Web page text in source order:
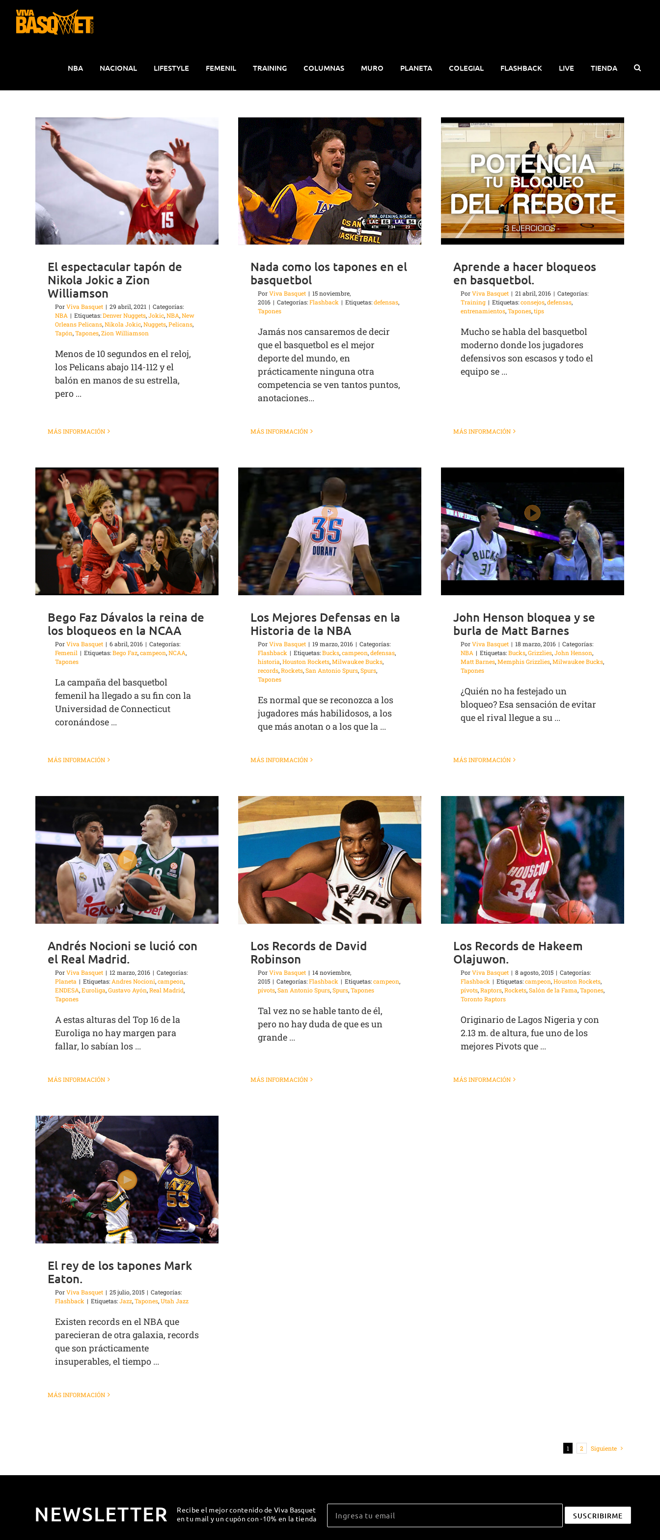
contenido
NBA NACIONAL LIFESTYLE FEMENIL TRAINING COLUMNAS MURO PLANETA COLEGIAL FLASHBACK LIVE TIENDA
El espectacular tapón de
Nikola Jokic a Zion
Williamson
PorViva Basquet | 29 abril, 2021 | Categorías:
NBA | Etiquetas:Denver Nuggets,Jokic,NBA,New
Orleans Pelicans,Nikola Jokic,Nuggets,Pelicans,
Tapón,Tapones,Zion Williamson
Menos de 10 segundos en el reloj,
los Pelicans abajo 114-112 y el
balón en manos de su estrella,
pero ...
MÁS INFORMACIÓN
Nada como los tapones en el
basquetbol
PorViva Basquet | 15 noviembre,
2016 | Categorías:Flashback | Etiquetas:defensas,
Tapones
Jamás nos cansaremos de decir
que el basquetbol es el mejor
deporte del mundo, en
prácticamente ninguna otra
competencia se ven tantos puntos,
anotaciones...
MÁS INFORMACIÓN
Aprende a hacer bloqueos
en basquetbol.
PorViva Basquet | 21 abril, 2016 | Categorías:
Training | Etiquetas:consejos,defensas,
entrenamientos,Tapones,tips
Mucho se habla del basquetbol
moderno donde los jugadores
defensivos son escasos y todo el
equipo se ...
MÁS INFORMACIÓN
Bego Faz Dávalos la reina de
los bloqueos en la NCAA
PorViva Basquet | 6 abril, 2016 | Categorías:
Femenil | Etiquetas:Bego Faz,campeon,NCAA,
Tapones
La campaña del basquetbol
femenil ha llegado a su fin con la
Universidad de Connecticut
coronándose ...
MÁS INFORMACIÓN
Los Mejores Defensas en la
Historia de la NBA
PorViva Basquet | 19 marzo, 2016 | Categorías:
Flashback | Etiquetas:Bucks,campeon,defensas,
historia,Houston Rockets,Milwaukee Bucks,
records,Rockets,San Antonio Spurs,Spurs,
Tapones
Es normal que se reconozca a los
jugadores más habilidosos, a los
que más anotan o a los que la ...
MÁS INFORMACIÓN
John Henson bloquea y se
burla de Matt Barnes
PorViva Basquet | 18 marzo, 2016 | Categorías:
NBA | Etiquetas:Bucks,Grizzlies,John Henson,
Matt Barnes,Memphis Grizzlies,Milwaukee Bucks,
Tapones
¿Quién no ha festejado un
bloqueo? Esa sensación de evitar
que el rival llegue a su ...
MÁS INFORMACIÓN
Andrés Nocioni se lució con
el Real Madrid.
PorViva Basquet | 12 marzo, 2016 | Categorías:
Planeta | Etiquetas: Andres Nocioni,campeon,
ENDESA,Euroliga,Gustavo Ayón,Real Madrid,
Tapones
A estas alturas del Top 16 de la
Euroliga no hay margen para
fallar, lo sabían los ...
MÁS INFORMACIÓN
Los Records de David
Robinson
PorViva Basquet | 14 noviembre,
2015 | Categorías:Flashback | Etiquetas:campeon,
pívots,San Antonio Spurs,Spurs,Tapones
Tal vez no se hable tanto de él,
pero no hay duda de que es un
grande ...
MÁS INFORMACIÓN
Los Records de Hakeem
Olajuwon.
PorViva Basquet | 8 agosto, 2015 | Categorías:
Flashback | Etiquetas:campeon,Houston Rockets,
pívots,Raptors,Rockets,Salón de la Fama,Tapones,
Toronto Raptors
Originario de Lagos Nigeria y con
2.13 m. de altura, fue uno de los
mejores Pivots que ...
MÁS INFORMACIÓN
El rey de los tapones Mark
Eaton.
PorViva Basquet | 25 julio, 2015 | Categorías:
Flashback | Etiquetas:Jazz,Tapones,Utah Jazz
Existen records en el NBA que
parecieran de otra galaxia, records
que son prácticamente
insuperables, el tiempo ...
MÁS INFORMACIÓN
1 2 Siguiente
NEWSLETTER
Recibe el mejor contenido de Viva Basquet
en tu mail y un cupón con -10% en la tienda